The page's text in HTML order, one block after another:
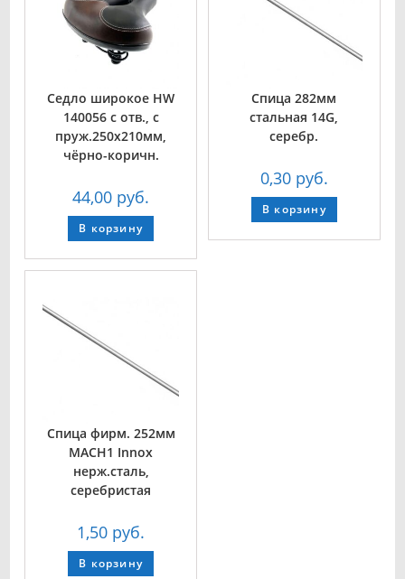
Седло широкое HW
140056 с отв., с
пруж.250х210мм,
чёрно-коричн.
44,00 руб.
В корзину
Спица 282мм
стальная 14G,
серебр.
0,30 руб.
В корзину
Спица фирм. 252мм
MACH1 Innox
нерж.сталь,
серебристая
1,50 руб.
В корзину